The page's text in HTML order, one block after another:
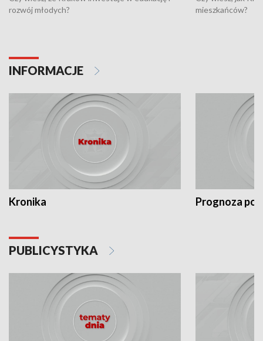
rozwój młodych?
mieszkańców?
INFORMACJE
Kronika Prognoza
PUBLICYSTYKA